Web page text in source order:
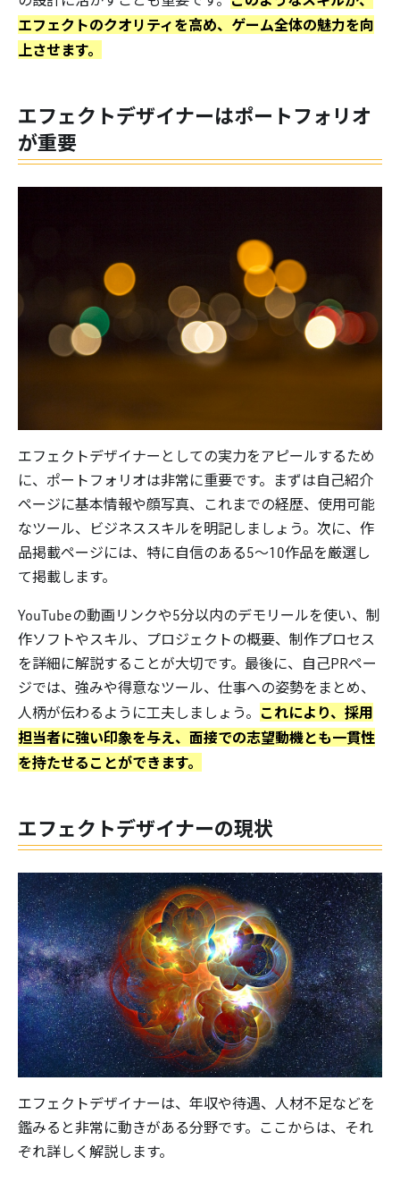
エフェクトのクオリティを高め、ゲーム全体の魅力を向
上させます。
エフェクトデザイナーはポートフォリオ
が重要
エフェクトデザイナーとしての実力をアピールするため
に、ポートフォリオは非常に重要です。まずは自己紹介
ページに基本情報や顔写真、これまでの経歴、使用可能
なツール、ビジネススキルを明記しましょう。次に、作
品掲載ページには、特に自信のある5〜10作品を厳選し
て掲載します。
YouTubeの動画リンクや5分以内のデモリールを使い、制
作ソフトやスキル、プロジェクトの概要、制作プロセス
を詳細に解説することが大切です。最後に、自己PRペー
ジでは、強みや得意なツール、仕事への姿勢をまとめ、
人柄が伝わるように工夫しましょう。 これにより、採用
担当者に強い印象を与え、面接での志望動機とも一貫性
を持たせることができます。
エフェクトデザイナーの現状
エフェクトデザイナーは、年収や待遇、人材不足などを
鑑みると非常に動きがある分野です。ここからは、それ
ぞれ詳しく解説します。